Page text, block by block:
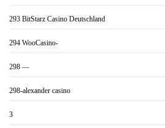
293 BitStarz Casino Deutschland
294 WooCasino-
298 —
298-alexander casino
3